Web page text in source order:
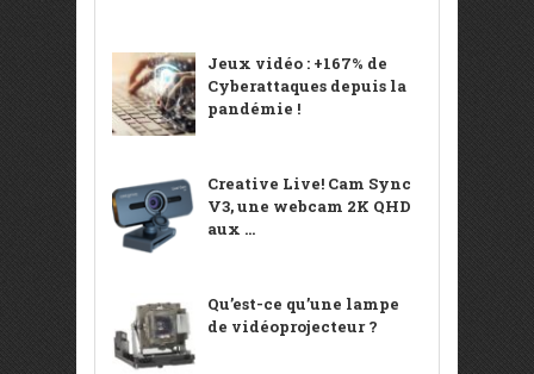
Jeux vidéo : +167% de
Cyberattaques depuis la
pandémie !
Creative Live! Cam Sync
V3, une webcam 2K QHD
aux ...
Qu’est-ce qu’une lampe
de vidéoprojecteur ?